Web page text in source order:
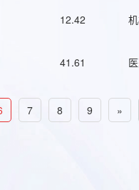
12.42
41.61
7 8 9 »